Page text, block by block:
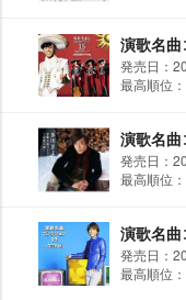
演歌名
発売日：
最高順位
演歌名曲
発売日：
最高順位
演歌名
発売日：
最高順位